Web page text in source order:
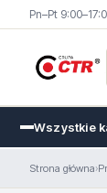
Pn–Pt
Wszystkie
Strona główna›